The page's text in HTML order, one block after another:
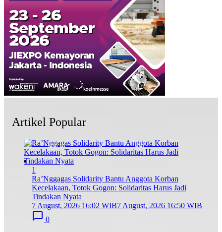
Artikel Popular
1
Ra’Nggagas Solidarity Bantu Anggota Korban
Kecelakaan, Totok Gogon: Solidaritas Harus Jadi
Tindakan Nyata
7 August, 2026 16:02 WIB7 August, 2026 16:50 WIB
0